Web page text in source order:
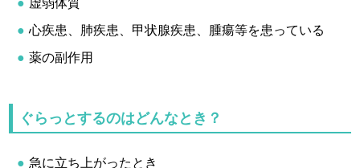
虚弱体質
心疾患、肺疾患、甲状腺疾患、腫瘍等を患っている
薬の副作用
ぐらっとするのはどんなとき？
急に立ち上がったとき